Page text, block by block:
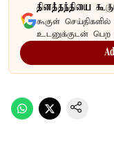
தினத்தந்தியை
கூகுள்
உடனுக்குடன் பெற